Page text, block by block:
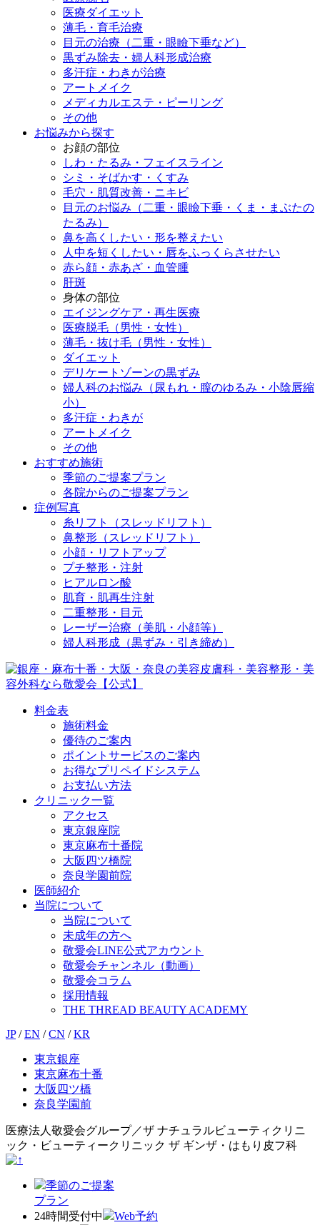
医療ダイエット
薄毛・育毛治療
目元の治療（二重・眼瞼下垂など）
黒ずみ除去・婦人科形成治療
多汗症・わきが治療
アートメイク
メディカルエステ・ピーリング
その他
お悩みから探す
お顔の部位
しわ・たるみ・フェイスライン
シミ・そばかす・くすみ
毛穴・肌質改善・ニキビ
目元のお悩み（二重・眼瞼下垂・くま・まぶたの
たるみ）
鼻を高くしたい・形を整えたい
人中を短くしたい・唇をふっくらさせたい
赤ら顔・赤あざ・血管腫
肝斑
身体の部位
エイジングケア・再生医療
医療脱毛（男性・女性）
薄毛・抜け毛（男性・女性）
ダイエット
デリケートゾーンの黒ずみ
婦人科のお悩み（尿もれ・膣のゆるみ・小陰唇縮
小）
多汗症・わきが
アートメイク
その他
おすすめ施術
季節のご提案プラン
各院からのご提案プラン
症例写真
糸リフト（スレッドリフト）
鼻整形（スレッドリフト）
小顔・リフトアップ
プチ整形・注射
ヒアルロン酸
肌育・肌再生注射
二重整形・目元
レーザー治療（美肌・小顔等）
婦人科形成（黒ずみ・引き締め）
料金表
施術料金
優待のご案内
ポイントサービスのご案内
お得なプリペイドシステム
お支払い方法
クリニック一覧
アクセス
東京銀座院
東京麻布十番院
大阪四ツ橋院
奈良学園前院
医師紹介
当院について
当院について
未成年の方へ
敬愛会LINE公式アカウント
敬愛会チャンネル（動画）
敬愛会コラム
採用情報
THE THREAD BEAUTY ACADEMY
JP / EN / CN / KR
東京銀座
東京麻布十番
大阪四ツ橋
奈良学園前
医療法人敬愛会グループ／ザ ナチュラルビューティクリニ
ック・ビューティークリニック ザ ギンザ・はもり皮フ科
季節のご提案
プラン
24時間受付中
Web予約